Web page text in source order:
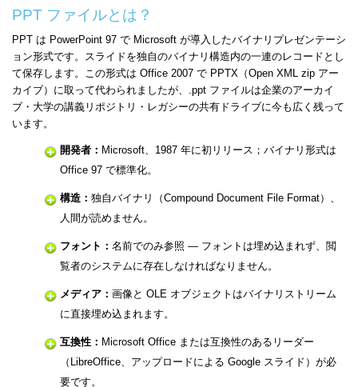
PPT ファイルとは？
PPT は PowerPoint 97 で Microsoft が導入したバイナリプレゼンテーシ
ョン形式です。スライドを独自のバイナリ構造内の一連のレコードとし
て保存します。この形式は Office 2007 で PPTX（Open XML zip アー
カイブ）に取って代わられましたが、.ppt ファイルは企業のアーカイ
ブ・大学の講義リポジトリ・レガシーの共有ドライブに今も広く残って
います。
開発者： Microsoft、1987 年に初リリース；バイナリ形式は
Office 97 で標準化。
構造： 独自バイナリ（Compound Document File Format）、
人間が読めません。
フォント： 名前でのみ参照 — フォントは埋め込まれず、閲
覧者のシステムに存在しなければなりません。
メディア： 画像と OLE オブジェクトはバイナリストリーム
に直接埋め込まれます。
互換性： Microsoft Office または互換性のあるリーダー
（LibreOffice、アップロードによる Google スライド）が必
要です。